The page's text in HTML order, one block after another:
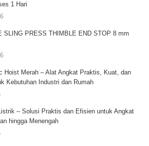
1 Hari
SLING PRESS THIMBLE END STOP 8 mm
Hoist Merah – Alat Angkat Praktis, Kuat, dan
Kebutuhan Industri dan Rumah
– Solusi Praktis dan Efisien untuk Angkat
hingga Menengah